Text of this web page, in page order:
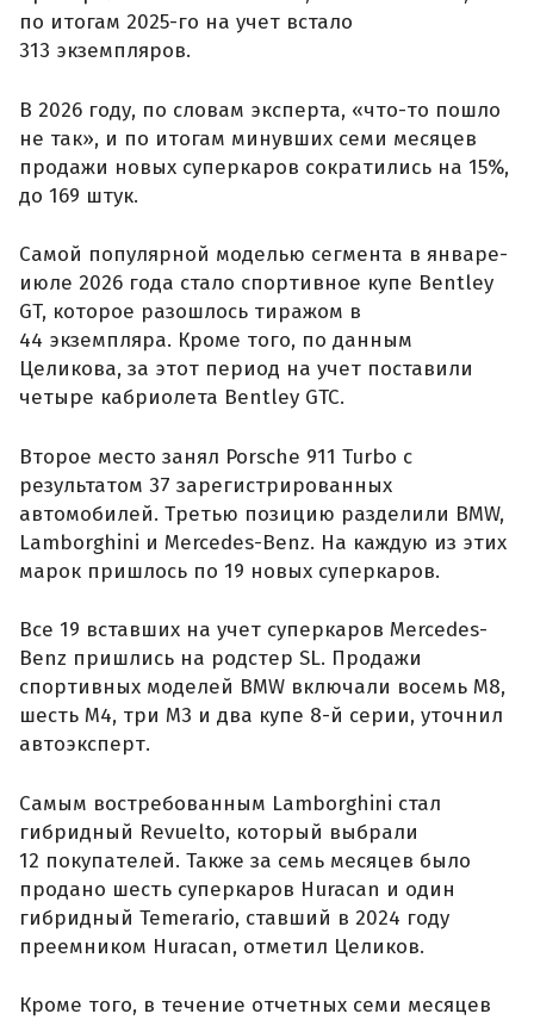
по итогам 2025-го на учет встало
313 экземпляров.
В 2026 году, по словам эксперта, «что-то пошло
не так», и по итогам минувших семи месяцев
продажи новых суперкаров сократились на 15%,
до 169 штук.
Самой популярной моделью сегмента в январе-
июле 2026 года стало спортивное купе Bentley
GT, которое разошлось тиражом в
44 экземпляра. Кроме того, по данным
Целикова, за этот период на учет поставили
четыре кабриолета Bentley GTC.
Второе место занял Porsche 911 Turbo с
результатом 37 зарегистрированных
автомобилей. Третью позицию разделили BMW,
Lamborghini и Mercedes-Benz. На каждую из этих
марок пришлось по 19 новых суперкаров.
Все 19 вставших на учет суперкаров Mercedes-
Benz пришлись на родстер SL. Продажи
спортивных моделей BMW включали восемь M8,
шесть M4, три M3 и два купе 8-й серии, уточнил
автоэксперт.
Самым востребованным Lamborghini стал
гибридный Revuelto, который выбрали
12 покупателей. Также за семь месяцев было
продано шесть суперкаров Huracan и один
гибридный Temerario, ставший в 2024 году
преемником Huracan, отметил Целиков.
Кроме того, в течение отчетных семи месяцев